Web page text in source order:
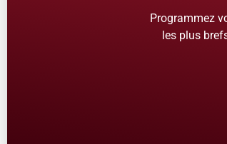
Programmez
les plus